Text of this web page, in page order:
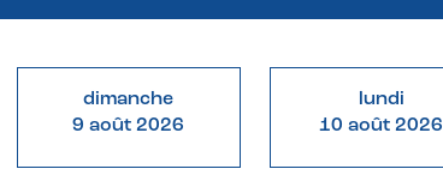
dimanche
9 août 2026
lundi
10 août 2026